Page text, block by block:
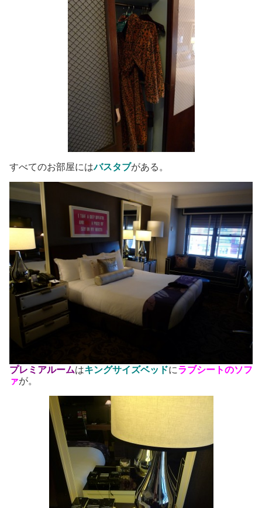
すべてのお部屋にはバスタブがある。
プレミアルームはキングサイズベッドにラブシートのソフ
ァが。